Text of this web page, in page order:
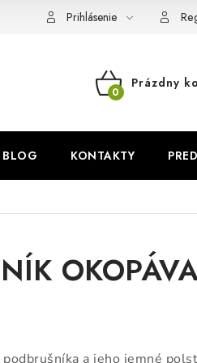
Prihlásenie
NÁKUPNÝ
Prázdny
BLOG KONTAKTY
a jeho jemné